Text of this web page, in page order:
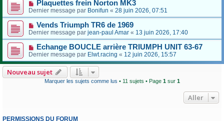
Plaquettes frein Norton MK3
Dernier message par Bonifun « 28 juin 2026, 07:51
Vends Triumph TR6 de 1969
Dernier message par jean-paul Amar « 13 juin 2026, 17:40
Echange BOUCLE arrière TRIUMPH UNIT 63-67
Dernier message par Elwt.racing « 12 juin 2026, 15:57
Nouveau sujet
Marquer les sujets comme lus • 11 sujets • Page 1sur 1
Aller
PERMISSIONS DU FORUM